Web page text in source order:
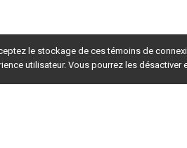
le stockage de ces témoins de
utilisateur. Vous pourrez les désactiver